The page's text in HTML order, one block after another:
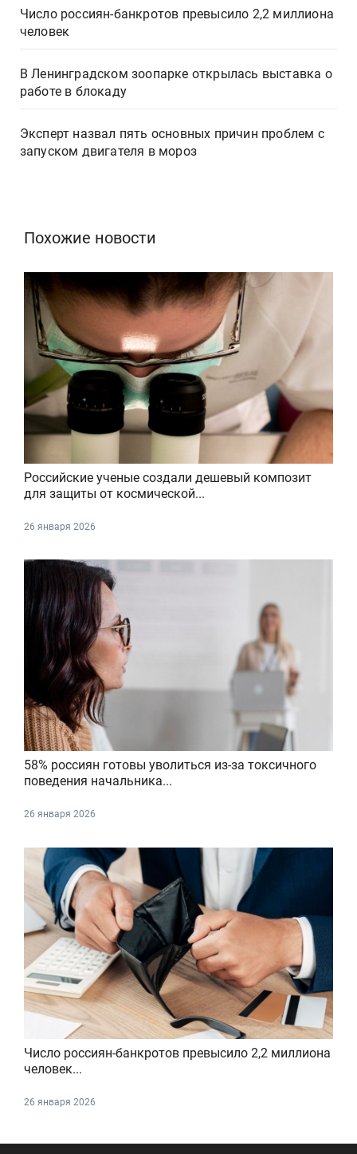
Число россиян-банкротов превысило 2,2 миллиона
человек
В Ленинградском зоопарке открылась выставка о
работе в блокаду
Эксперт назвал пять основных причин проблем с
запуском двигателя в мороз
Похожие новости
Российские ученые создали дешевый композит
для защиты от космической...
26 января 2026
58% россиян готовы уволиться из-за токсичного
поведения начальника...
26 января 2026
Число россиян-банкротов превысило 2,2 миллиона
человек...
26 января 2026